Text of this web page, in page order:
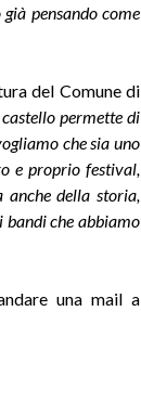
pensando come
del Comune di
permette di
che sia uno
e proprio festival,
della storia,
bandi che abbiamo
una mail a